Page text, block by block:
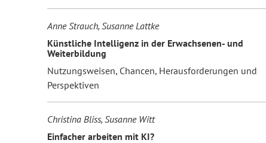
Anne Strauch, Susanne Lattke
Künstliche Intelligenz in der Erwachsenen- und
Weiterbildung
Nutzungsweisen, Chancen, Herausforderungen und
Perspektiven
Christina Bliss, Susanne Witt
Einfacher arbeiten mit KI?